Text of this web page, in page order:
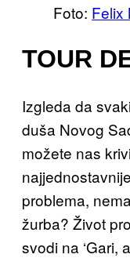
Foto: Felix
TOUR
Izgleda da
duša Novog
možete nas
problema,
žurba? Život
svodi na ‘Gari,